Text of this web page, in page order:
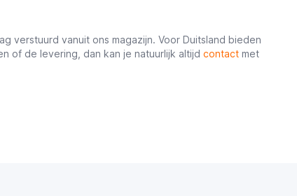
verstuurd vanuit ons magazijn. Voor Duitsland bieden
of de levering, dan kan je natuurlijk altijd contactmet